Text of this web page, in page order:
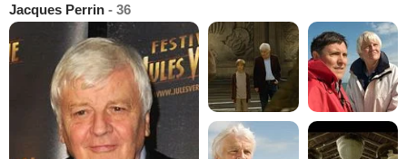
Jacques Perrin - 36